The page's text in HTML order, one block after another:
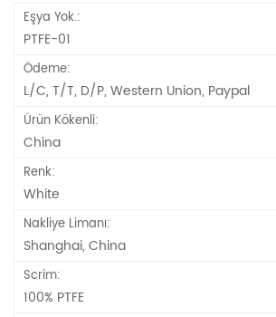
Eşya Yok.:
PTFE-01
Ödeme:
L/C, T/T, D/P, Western Union, Paypal
Ürün Kökenli:
China
Renk:
White
Nakliye Limanı:
Shanghai, China
Scrim:
100% PTFE